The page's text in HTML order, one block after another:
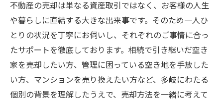
不動産の売却は単なる資産取引ではなく、お客様の人生
や暮らしに直結する大きな出来事です。そのため一人ひ
とりの状況を丁寧にお伺いし、それぞれのご事情に合っ
たサポートを徹底しております。相続で引き継いだ空き
家を売却したい方、管理に困っている空き地を手放した
い方、マンションを売り換えたい方など、多岐にわたる
個別の背景を理解したうえで、売却方法を一緒に考えて